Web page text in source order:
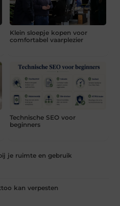
Klein sloepje kopen voor
comfortabel vaarplezier
Technische SEO voor
beginners
je ruimte en gebruik
kan verpesten